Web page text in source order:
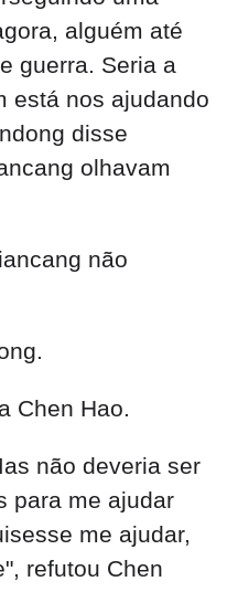
alguém até
guerra. Seria a
está nos ajudando
disse
olhavam
não
Chen Hao.
não deveria ser
para me ajudar
me ajudar,
refutou Chen